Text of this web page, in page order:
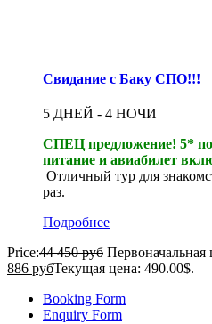
Свидание с Баку СПО!!!
5 ДНЕЙ - 4 НОЧИ
СПЕЦ предложение! 5* по
питание и авиабилет
Отличный тур для
раз.
Подробнее
Price:44 450 руб Первоначальная
886 рубТекущая цена: 490.00$.
Booking Form
Enquiry Form